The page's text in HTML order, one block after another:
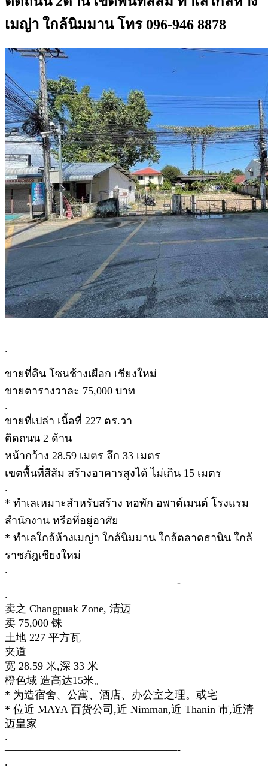
เมญ่า ใกล้นิมมาน โทร 096-946 8878
.
ขายที่ดิน โซนช้างเผือก เชียงใหม่
ขายตารางวาละ 75,000 บาท
.
ขายที่เปล่า เนื้อที่ 227 ตร.วา
ติดถนน 2 ด้าน
หน้ากว้าง 28.59 เมตร ลึก 33 เมตร
เขตพื้นที่สีส้ม สร้างอาคารสูงได้ ไม่เกิน 15 เมตร
.
* ทำเลเหมาะสำหรับสร้าง หอพัก อพาต์เมนต์ โรงแรม
สำนักงาน หรือที่อยู่อาศัย
* ทำเลใกล้ห้างเมญ่า ใกล้นิมมาน ใกล้ตลาดธานิน ใกล้
ราชภัฎเชียงใหม่
.
————————————————-
.
卖之 Changpuak Zone, 清迈
卖 75,000 铢
土地 227 平方瓦
夹道
宽 28.59 米,深 33 米
橙色域 造高达15米。
* 为造宿舍、公寓、酒店、办公室之理。或宅
* 位近 MAYA 百货公司,近 Nimman,近 Thanin 市,近清
迈皇家
.
————————————————-
.